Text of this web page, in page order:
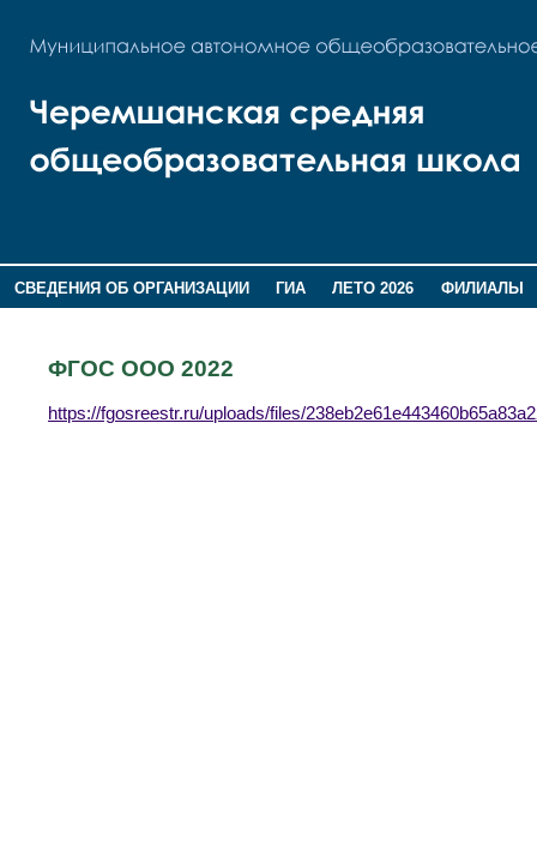
СВЕДЕНИЯ ОБ ОРГАНИЗАЦИИ ГИА ЛЕТО 2026
ФИЛИАЛЫ
ФГОС ООО 2022
https://fgosreestr.ru/uploads/files/